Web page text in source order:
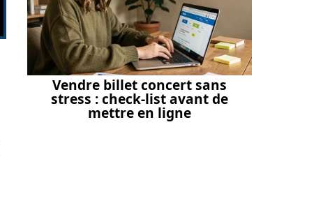
Vendre billet concert sans
stress : check-list avant de
mettre en ligne